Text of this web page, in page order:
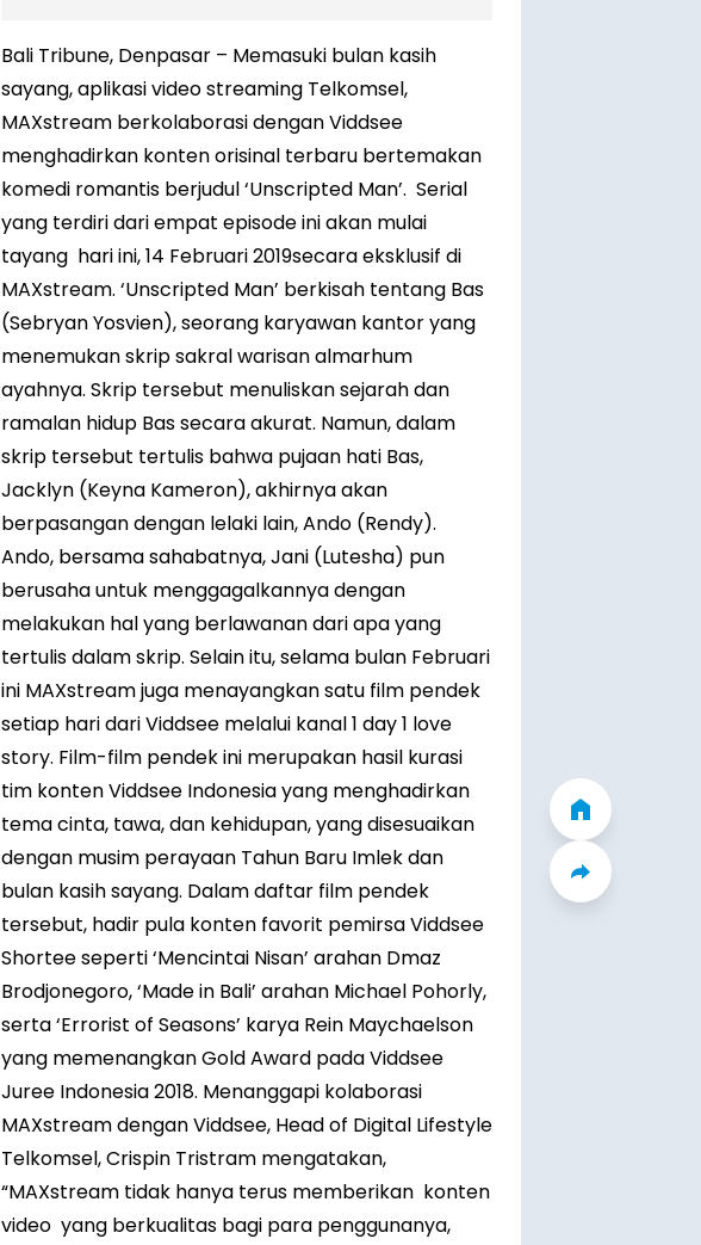
Bali Tribune, Denpasar – Memasuki bulan kasih
sayang, aplikasi video streaming Telkomsel,
MAXstream berkolaborasi dengan Viddsee
menghadirkan konten orisinal terbaru bertemakan
komedi romantis berjudul ‘Unscripted Man’. Serial
yang terdiri dari empat episode ini akan mulai
tayang hari ini, 14 Februari 2019secara eksklusif di
MAXstream. ‘Unscripted Man’ berkisah tentang Bas
(Sebryan Yosvien), seorang karyawan kantor yang
menemukan skrip sakral warisan almarhum
ayahnya. Skrip tersebut menuliskan sejarah dan
ramalan hidup Bas secara akurat. Namun, dalam
skrip tersebut tertulis bahwa pujaan hati Bas,
Jacklyn (Keyna Kameron), akhirnya akan
berpasangan dengan lelaki lain, Ando (Rendy).
Ando, bersama sahabatnya, Jani (Lutesha) pun
berusaha untuk menggagalkannya dengan
melakukan hal yang berlawanan dari apa yang
tertulis dalam skrip. Selain itu, selama bulan Februari
ini MAXstream juga menayangkan satu film pendek
setiap hari dari Viddsee melalui kanal 1 day 1 love
story. Film-film pendek ini merupakan hasil kurasi
tim konten Viddsee Indonesia yang menghadirkan
tema cinta, tawa, dan kehidupan, yang disesuaikan
dengan musim perayaan Tahun Baru Imlek dan
bulan kasih sayang. Dalam daftar film pendek
tersebut, hadir pula konten favorit pemirsa Viddsee
Shortee seperti ‘Mencintai Nisan’ arahan Dmaz
Brodjonegoro, ‘Made in Bali’ arahan Michael Pohorly,
serta ‘Errorist of Seasons’ karya Rein Maychaelson
yang memenangkan Gold Award pada Viddsee
Juree Indonesia 2018. Menanggapi kolaborasi
MAXstream dengan Viddsee, Head of Digital Lifestyle
Telkomsel, Crispin Tristram mengatakan,
“MAXstream tidak hanya terus memberikan konten
video yang berkualitas bagi para penggunanya,